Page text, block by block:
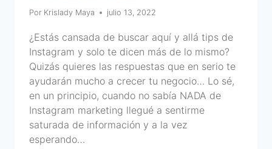
Por Krislady Maya julio 13, 2022
¿Estás cansada de buscar aquí y allá tips de
Instagram y solo te dicen más de lo mismo?
Quizás quieres las respuestas que en serio te
ayudarán mucho a crecer tu negocio… Lo sé,
en un principio, cuando no sabía NADA de
Instagram marketing llegué a sentirme
saturada de información y a la vez
esperando…